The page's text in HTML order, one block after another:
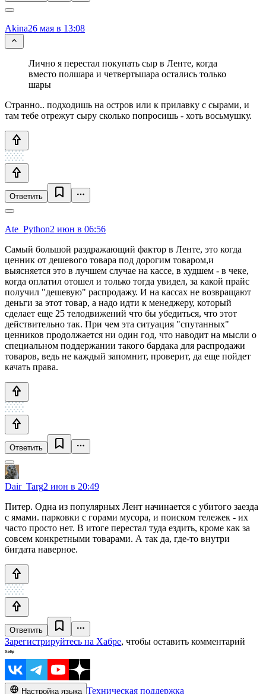
Akina26 мая в 13:08
Лично я перестал покупать сыр в Ленте, когда
вместо полшара и четвертьшара остались только
шары
Странно.. подходишь на остров или к прилавку с сырами, и
там тебе отрежут сыру сколько попросишь - хоть восьмушку.
Ответить
Ate_Python2 июн в 06:56
Самый большой раздражающий фактор в Ленте, это когда
ценник от дешевого товара под дорогим товаром,и
выясняется это в лучшем случае на кассе, в худшем - в чеке,
когда оплатил отошел и только тогда увидел, за какой прайс
получил "дешевую" распродажу. И на кассах не возвращают
деньги за этот товар, а надо идти к менеджеру, который
сделает еще 25 телодвижений что бы убедиться, что этот
действительно так. При чем эта ситуация "спутанных"
ценников продолжается ни один год, что наводит на мысли о
специальном поддержании такого бардака для распродажи
товаров, ведь не каждый запомнит, проверит, да еще пойдет
качать права.
Ответить
Dair_Targ2 июн в 20:49
Питер. Одна из популярных Лент начинается с убитого заезда
с ямами. парковки с горами мусора, и поиском тележек - их
часто просто нет. В итоге перестал туда ездить, кроме как за
совсем конкретными товарами. А так да, где-то внутри
бигдата наверное.
Ответить
Зарегистрируйтесь на Хабре, чтобы оставить комментарий
Настройка языка Техническая поддержка